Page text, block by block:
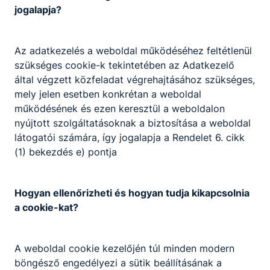
jogalapja?
Az adatkezelés a weboldal működéséhez feltétlenül
szükséges cookie-k tekintetében az Adatkezelő
által végzett közfeladat végrehajtásához szükséges,
mely jelen esetben konkrétan a weboldal
működésének és ezen keresztül a weboldalon
nyújtott szolgáltatásoknak a biztosítása a weboldal
látogatói számára, így jogalapja a Rendelet 6. cikk
(1) bekezdés e) pontja
Hogyan ellenőrizheti és hogyan tudja kikapcsolnia
a cookie-kat?
A weboldal cookie kezelőjén túl minden modern
böngésző engedélyezi a sütik beállításának a